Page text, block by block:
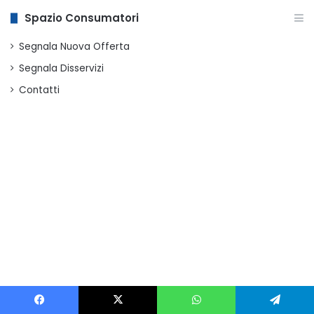
Spazio Consumatori
Segnala Nuova Offerta
Segnala Disservizi
Contatti